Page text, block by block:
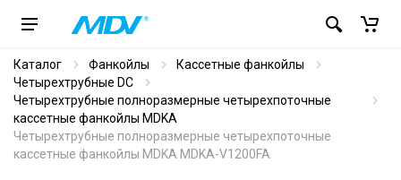
Каталог Фанкойлы
Кассетные фанкойлы
Четырехтрубные DC
Четырехтрубные полноразмерные четырехпоточные
кассетные фанкойлы MDKA
Четырехтрубные полноразмерные четырехпоточные
кассетные фанкойлы MDKA MDKA-V1200FA